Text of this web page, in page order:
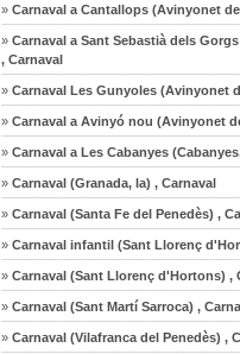
» Carnaval a Cantallops (Avinyonet
» Carnaval a Sant Sebastià dels
, Carnaval
» Carnaval Les Gunyoles (Avinyonet
» Carnaval a Avinyó nou (Avinyonet
» Carnaval a Les Cabanyes
» Carnaval (Granada, la) , Carnaval
» Carnaval (Santa Fe del Penedès) ,
» Carnaval infantil (Sant Llorenç
» Carnaval (Sant Llorenç d'Hortons) ,
» Carnaval (Sant Martí Sarroca) ,
» Carnaval (Vilafranca del Penedès) ,